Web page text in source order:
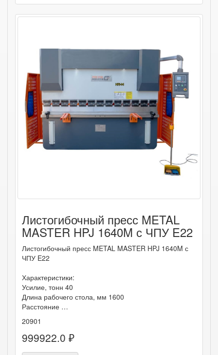
Листогибочный пресс METAL
MASTER HPJ 1640M с ЧПУ E22
Листогибочный пресс METAL MASTER HPJ 1640M с
ЧПУ E22
Характеристики:
Усилие, тонн 40
Длина рабочего стола, мм 1600
Расстояние …
20901
999922.0 ₽